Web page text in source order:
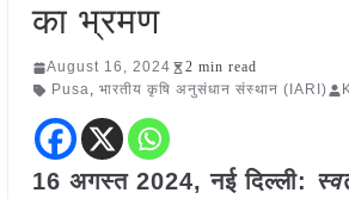
का भ्रमण
August 16, 2024
2 min read
Pusa, भारतीय कृषि अनुसंधान संस्थान (IARI)
16 अगस्त 2024, नई दिल्ली: